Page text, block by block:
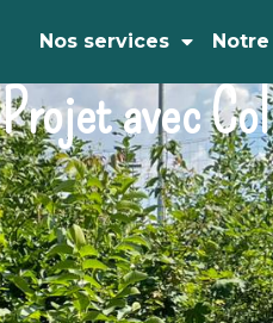
Nos services
Projet avec